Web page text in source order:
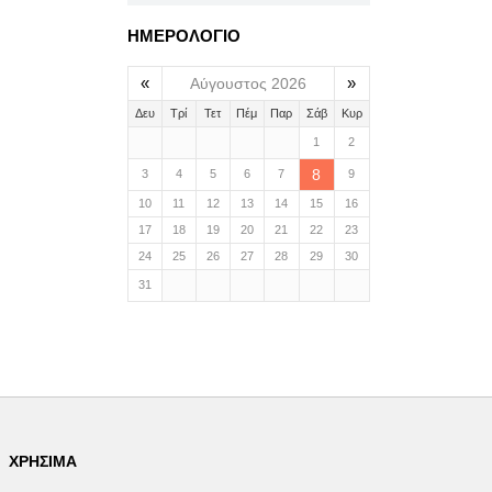
ΗΜΕΡΟΛΟΓΙΟ
« Αύγουστος 2026 »
Δευ Τρί Τετ Πέμ Παρ Σάβ Κυρ
1 2
3 4 5 6 7 8 9
10 11 12 13 14 15
16
17
18 19 20 21 22
23
24
25 26 27 28 29 30
31
ΧΡΉΣΙΜΑ